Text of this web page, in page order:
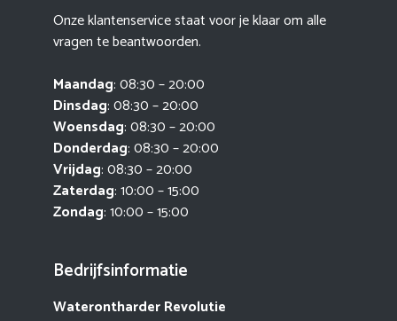
Onze klantenservice staat voor je klaar om alle
vragen te beantwoorden.
Maandag: 08:30 – 20:00
Dinsdag: 08:30 – 20:00
Woensdag: 08:30 – 20:00
Donderdag: 08:30 – 20:00
Vrijdag: 08:30 – 20:00
Zaterdag: 10:00 – 15:00
Zondag: 10:00 – 15:00
Bedrijfsinformatie
Waterontharder Revolutie